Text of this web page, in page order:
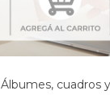
Álbumes, cuadros